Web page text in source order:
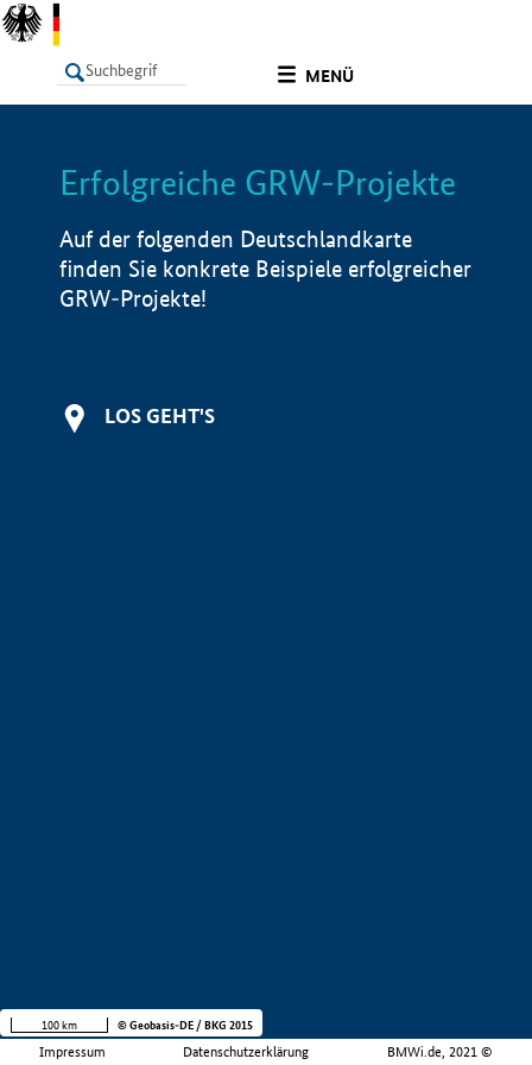
MENÜ
LISTE Info
Erfolgreiche GRW-Projekte
Auf der folgenden Deutschlandkarte
finden Sie konkrete Beispiele erfolgreicher
GRW-Projekte!
LOS GEHT'S
Impressum Datenschutzerklärung BMWi.de, 2021 ©
100 km © Geobasis-DE / BKG 2015